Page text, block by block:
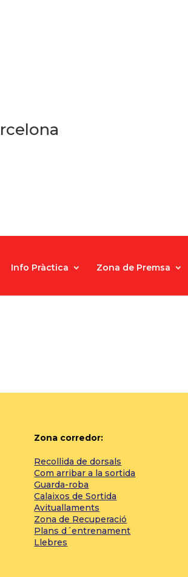
Info Pràctica Zona de Premsa
Zona corredor:
Recollida de dorsals
Com arribar a la sortida
Guarda-roba
Calaixos de Sortida
Avituallaments
Zona de Recuperació
Plans d´entrenament
Llebres